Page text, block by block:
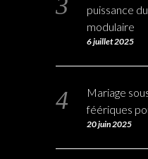
puissance
modulaire
6 juillet 2025
Mariage
féériques
20 juin 2025